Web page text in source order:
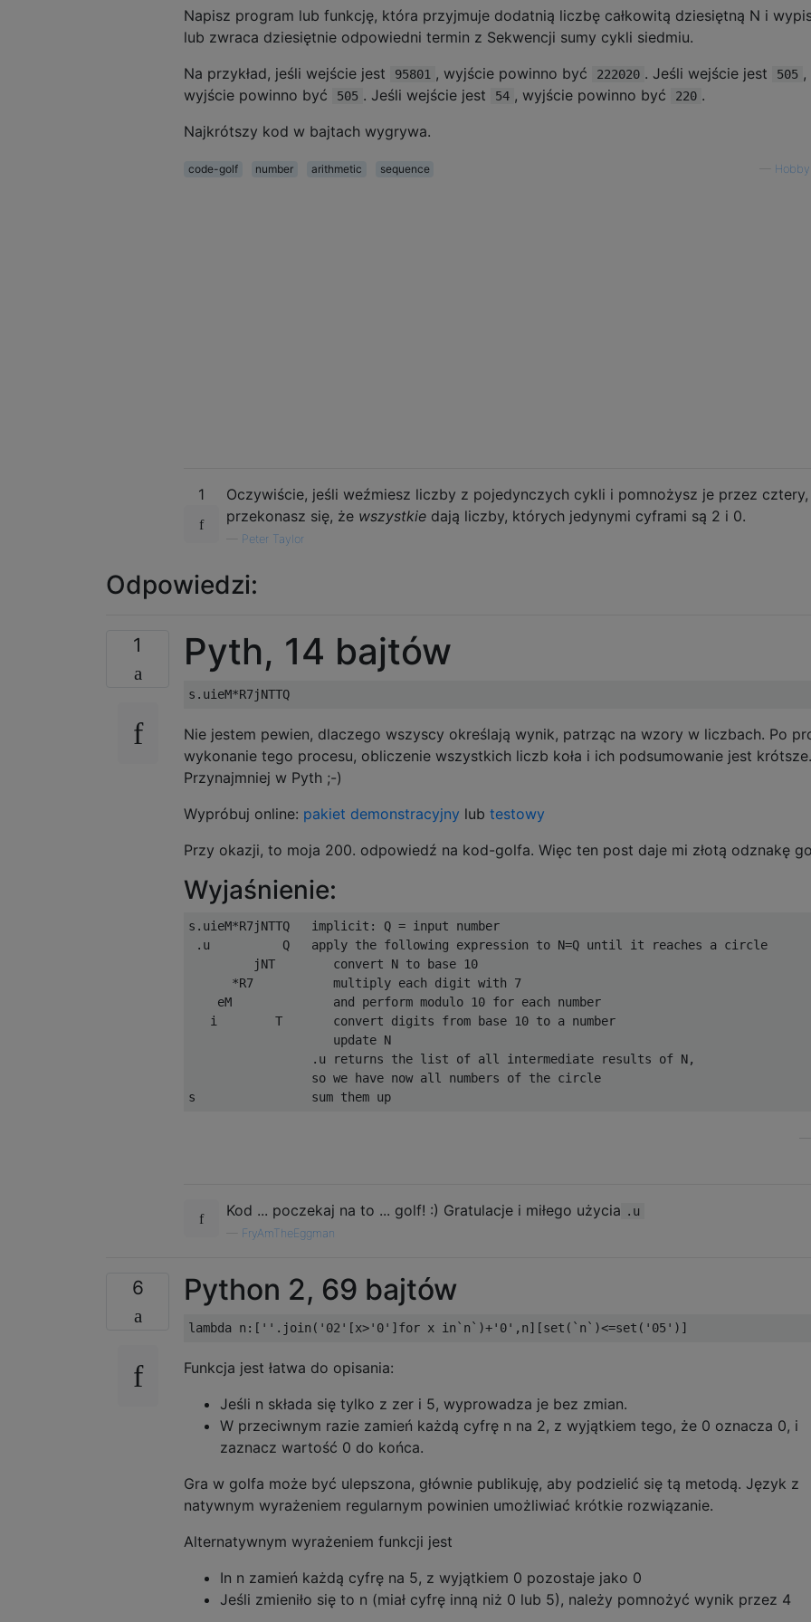
34 220
35 220
37 220
38 220
40 200
42 220
59 220
60 200
Napisz program lub funkcję, która przyjmuje dodatnią liczbę całkowitą dziesiętną N i
lub zwraca dziesiętnie odpowiedni termin z Sekwencji sumy cykli siedmiu.
Na przykład, jeśli wejście jest
95801 , wyjście powinno być 222020 . Jeśli wejście jest 505 ,
wyjście powinno być
505 . Jeśli wejście jest 54 , wyjście powinno być 220 .
Najkrótszy kod w bajtach wygrywa.
code-golf number arithmetic sequence
1
Oczywiście, jeśli weźmiesz liczby z pojedynczych cykli i pomnożysz je przez cztery,
przekonasz się, że wszystkie dają liczby, których jedynymi cyframi są 2 i 0.
Peter Taylor
Odpowiedzi:
1 Pyth, 14 bajtów
Nie jestem pewien, dlaczego wszyscy określają wynik, patrząc na wzory w liczbach. Po
wykonanie tego procesu, obliczenie wszystkich liczb koła i ich podsumowanie jest krótsze.
Przynajmniej w Pyth ;-)
Wypróbuj online: pakiet demonstracyjny lub testowy
Przy okazji, to moja 200. odpowiedź na kod-golfa. Więc ten post daje mi złotą odznakę
Wyjaśnienie:
s.uieM*R7jNTTQ   implicit: Q = input number
.u          Q   apply the following expression to N=Q until it reaches a circle
         jNT        convert N to base 10
      *R7           multiply each digit with 7
    eM              and perform modulo 10 for each number
   i        T       convert digits from base 10 to a number
                    update N
                 .u returns the list of all intermediate results of N,
                 so we have now all numbers of the circle
Kod ... poczekaj na to ... golf! :) Gratulacje i miłego użycia .u
FryAmTheEggman
6 Python 2, 69 bajtów
lambda n :[ '' . join ( '02' [x>'0' ]for x in` n`)+'0' , n][set (` n`)<=set ( '05' )]
Funkcja jest łatwa do opisania:
Jeśli n składa się tylko z zer i 5, wyprowadza je bez zmian.
W przeciwnym razie zamień każdą cyfrę n na 2, z wyjątkiem tego, że 0 oznacza 0, i
zaznacz wartość 0 do końca.
Gra w golfa może być ulepszona, głównie publikuję, aby podzielić się tą metodą. Język z
natywnym wyrażeniem regularnym powinien umożliwiać krótkie rozwiązanie.
Alternatywnym wyrażeniem funkcji jest
In n zamień każdą cyfrę na 5, z wyjątkiem 0 pozostaje jako 0
Jeśli zmieniło się to n (miał cyfrę inną niż 0 lub 5), należy pomnożyć wynik przez 4